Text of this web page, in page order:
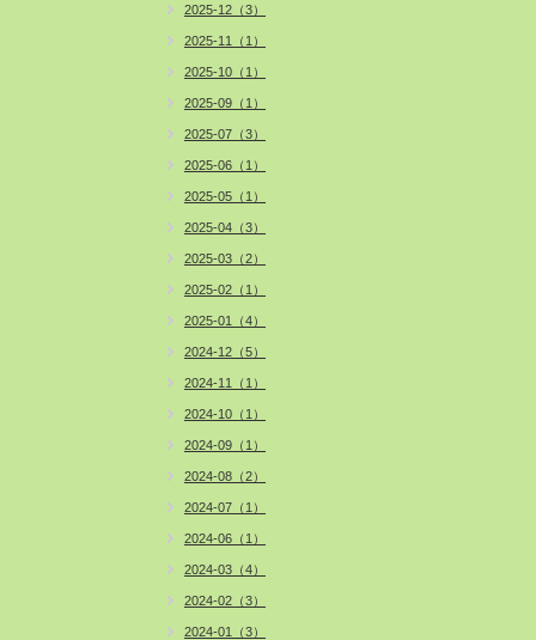
2025-12（3）
2025-11（1）
2025-10（1）
2025-09（1）
2025-07（3）
2025-06（1）
2025-05（1）
2025-04（3）
2025-03（2）
2025-02（1）
2025-01（4）
2024-12（5）
2024-11（1）
2024-10（1）
2024-09（1）
2024-08（2）
2024-07（1）
2024-06（1）
2024-03（4）
2024-02（3）
2024-01（3）